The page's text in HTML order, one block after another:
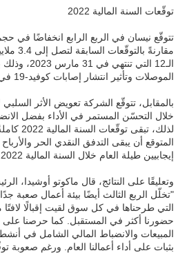
توقّعات السنة المالية 2022
مقارنةً
الـ12 التي
الموصلات وتأثير انتشار إصابات كوفيد-19 في الصين.
بالمقابل، تتوقّع الشركة تعويض الأثر
خلال التحسّن المستمر في الأداء بفضل
لذلك،
المتوقع أن يبقى التدفق النقدي الحر
إيجابيين طيلة العام خلال السنة المالية 2022.
وتعليقًا على النتائج، قال ماكوتو أوشيدا،
"تخلّل الربع الثالث أيضًا بيئة أعمال صعبة
التي طرحناها في كل سوق لقيت إقبالًا لافتًا
حضورنا أكثر في المستقبل. كما حرصنا
المبيعات والانضباط المالي الشامل في
بثبات على أداء أعمالنا العام. ورغم صعوبة